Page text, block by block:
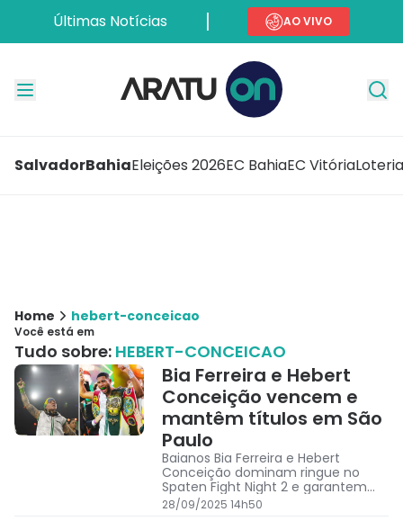
Últimas Notícias AO VIVO
SalvadorBahiaEleições 2026EC BahiaEC Vitória
Home hebert-conceicao
Você está em
Tudo sobre: HEBERT-CONCEICAO
Bia Ferreira e Hebert
Conceição vencem e
mantêm títulos em São
Paulo
Baianos Bia Ferreira e Hebert
Conceição dominam ringue no
Spaten Fight Night 2 e garantem
títulos no boxe mundial
28/09/2025 14h50